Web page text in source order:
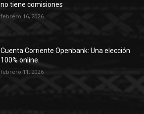
no tiene comisiones
febrero 16, 2026
Cuenta Corriente Openbank: Una elección
100% online.
febrero 11, 2026